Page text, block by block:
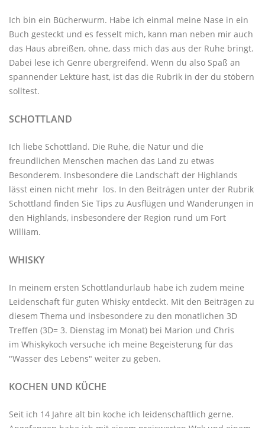
Ich bin ein Bücherwurm. Habe ich einmal meine Nase in ein
Buch gesteckt und es fesselt mich, kann man neben mir auch
das Haus abreißen, ohne, dass mich das aus der Ruhe bringt.
Dabei lese ich Genre übergreifend. Wenn du also Spaß an
spannender Lektüre hast, ist das die Rubrik in der du stöbern
solltest.
SCHOTTLAND
Ich liebe Schottland. Die Ruhe, die Natur und die
freundlichen Menschen machen das Land zu etwas
Besonderem. Insbesondere die Landschaft der Highlands
lässt einen nicht mehr los. In den Beiträgen unter der Rubrik
Schottland finden Sie Tips zu Ausflügen und Wanderungen in
den Highlands, insbesondere der Region rund um Fort
William.
WHISKY
In meinem ersten Schottlandurlaub habe ich zudem meine
Leidenschaft für guten Whisky entdeckt. Mit den Beiträgen zu
diesem Thema und insbesondere zu den monatlichen 3D
Treffen (3D= 3. Dienstag im Monat) bei Marion und Chris
im Whiskykoch versuche ich meine Begeisterung für das
"Wasser des Lebens" weiter zu geben.
KOCHEN UND KÜCHE
Seit ich 14 Jahre alt bin koche ich leidenschaftlich gerne.